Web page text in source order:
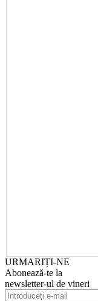
URMARIȚI-NE
Abonează-te la
newsletter-ul de vineri